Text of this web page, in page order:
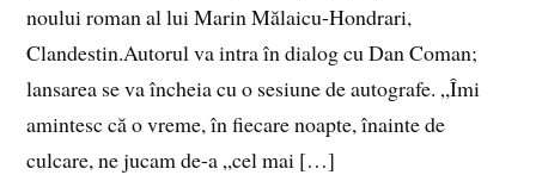
noului roman al lui Marin Mălaicu-Hondrari,
Clandestin.Autorul va intra în dialog cu Dan Coman;
lansarea se va încheia cu o sesiune de autografe. „Îmi
amintesc că o vreme, în fiecare noapte, înainte de
culcare, ne jucam de-a „cel mai […]